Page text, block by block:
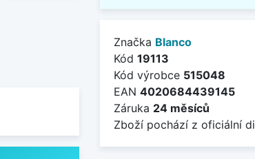
Značka Blanco
Kód 19113
Kód výrobce 515048
EAN 4020684439145
Záruka 24 měsíců
Zboží pochází z oficiální